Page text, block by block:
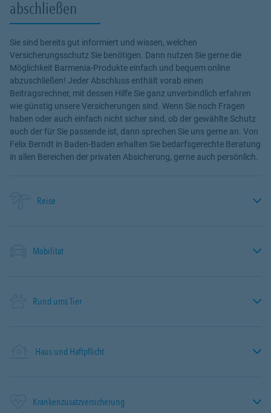
abschließen
Sie sind bereits gut informiert und wissen, welchen
Versicherungsschutz Sie benötigen. Dann nutzen Sie gerne die
Möglichkeit Barmenia-Produkte einfach und bequem online
abzuschließen! Jeder Abschluss enthält vorab einen
Beitragsrechner, mit dessen Hilfe Sie ganz unverbindlich erfahren
wie günstig unsere Versicherungen sind. Wenn Sie noch Fragen
haben oder auch einfach nicht sicher sind, ob der gewählte Schutz
auch der für Sie passende ist, dann sprechen Sie uns gerne an. Von
Felix Berndt in Baden-Baden erhalten Sie bedarfsgerechte Beratung
in allen Bereichen der privaten Absicherung, gerne auch persönlich.
Reise
Mobilität
Rund ums Tier
Haus und Haftpflicht
Krankenzusatzversicherung